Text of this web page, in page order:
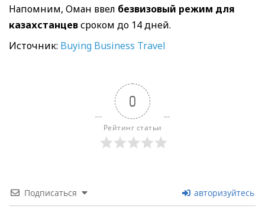
Напомним, Оман ввел безвизовый режим для
казахстанцевсроком до 14 дней.
Источник: Buying Business Travel
0
Рейтинг статьи
Подписаться авторизуйтесь